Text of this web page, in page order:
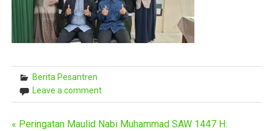
Berita Pesantren
Leave a comment
« Peringatan Maulid Nabi Muhammad SAW 1447 H: